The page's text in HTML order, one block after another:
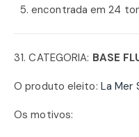
encontrada em 24
31. CATEGORIA: BASE
O produto eleito: La Mer
Os motivos: